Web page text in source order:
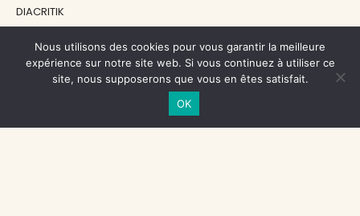
DIACRITIK
NOS SOUTIENS
CENTRE NATIONAL DU LIVRE
Nous utilisons des cookies pour vous garantir la meilleure
expérience sur notre site web. Si vous continuez à utiliser ce
site, nous supposerons que vous en êtes satisfait.
OK